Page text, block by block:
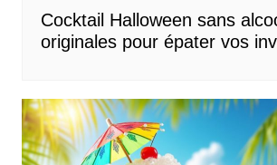
Cocktail Halloween sans
originales pour épater vos